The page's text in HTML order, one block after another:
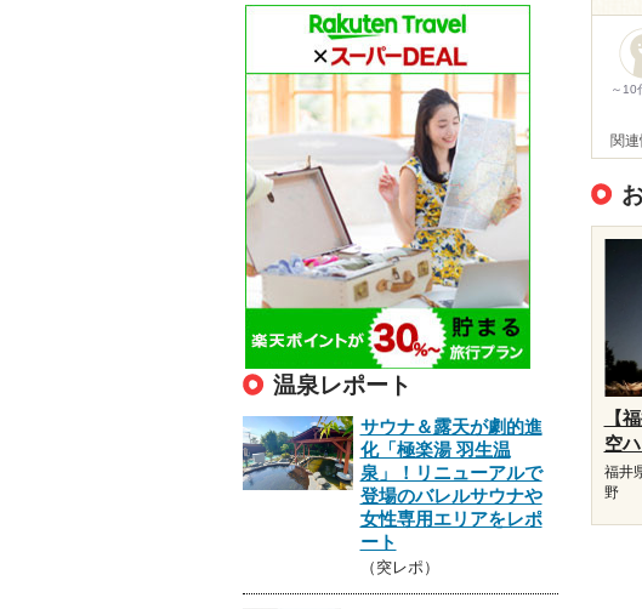
～10
関連
【
空
福井
野
温泉レポート
サウナ＆露天が劇的進
化「極楽湯 羽生温
泉」！リニューアルで
登場のバレルサウナや
女性専用エリアをレポ
ート
（突レポ）